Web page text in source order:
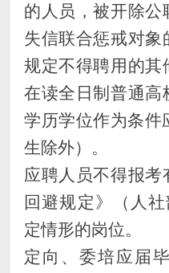
的人员，被开除公
失信联合惩戒对象
规定不得聘用的其
在读全日制普通高
学历学位作为条件
生除外）。
应聘人员不得报考
回避规定》（人社
定情形的岗位。
定向、委培应届